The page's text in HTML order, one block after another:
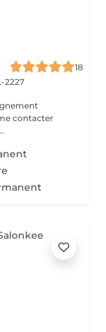
18
2227
contacter